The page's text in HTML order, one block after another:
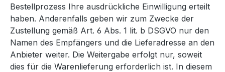
Bestellprozess Ihre ausdrückliche Einwilligung erteilt
haben. Anderenfalls geben wir zum Zwecke der
Zustellung gemäß Art. 6 Abs. 1 lit. b DSGVO nur den
Namen des Empfängers und die Lieferadresse an den
Anbieter weiter. Die Weitergabe erfolgt nur, soweit
dies für die Warenlieferung erforderlich ist. In diesem